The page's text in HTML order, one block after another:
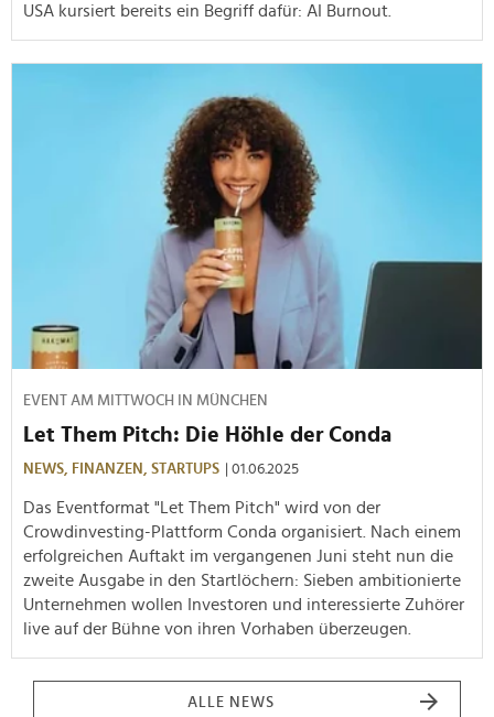
USA kursiert bereits ein Begriff dafür: AI Burnout.
EVENT AM MITTWOCH IN MÜNCHEN
Let Them Pitch: Die Höhle der Conda
NEWS, FINANZEN, STARTUPS | 01.06.2025
Das Eventformat "Let Them Pitch" wird von der
Crowdinvesting-Plattform Conda organisiert. Nach einem
erfolgreichen Auftakt im vergangenen Juni steht nun die
zweite Ausgabe in den Startlöchern: Sieben ambitionierte
Unternehmen wollen Investoren und interessierte Zuhörer
live auf der Bühne von ihren Vorhaben überzeugen.
ALLE NEWS